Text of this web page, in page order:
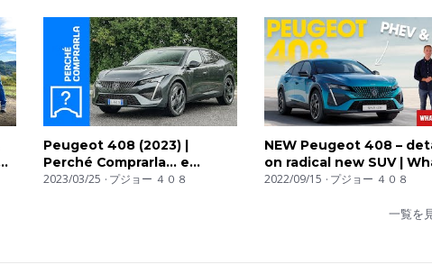
Peugeot 408 (2023) |
Perché Comprarla... e
perché no
2023/03/25 プジョー ４０８
NEW Peugeot 408 –
on radical new SUV |
Car?
2022/09/15 プジョー ４０８
一覧を